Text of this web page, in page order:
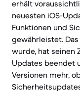
erhält
neuesten iOS-
Funktionen und
gewährleistet.
wurde, hat seinen
Updates beendet
Versionen mehr,